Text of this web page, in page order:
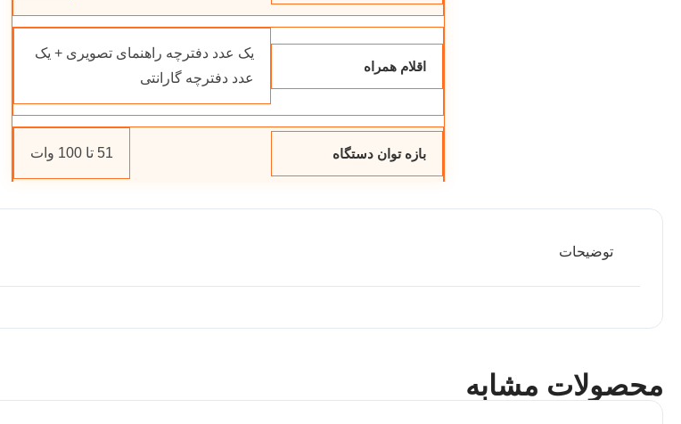
اقلام همراه
یک عدد دفترچه راهنمای تصویری + یک
عدد دفترچه گارانتی
بازه توان دستگاه 51 تا 100 وات
توضیحات
محصولات مشابه